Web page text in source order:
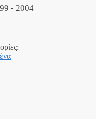
- 2004